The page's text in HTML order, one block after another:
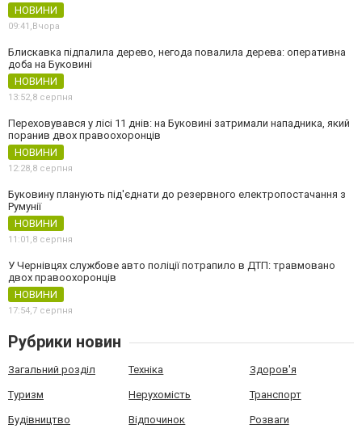
НОВИНИ
09:41, Вчора
Блискавка підпалила дерево, негода повалила дерева: оперативна
доба на Буковині
НОВИНИ
13:52, 8 серпня
Переховувався у лісі 11 днів: на Буковині затримали нападника, який
поранив двох правоохоронців
НОВИНИ
12:28, 8 серпня
Буковину планують під'єднати до резервного електропостачання з
Румунії
НОВИНИ
11:01, 8 серпня
У Чернівцях службове авто поліції потрапило в ДТП: травмовано
двох правоохоронців
НОВИНИ
17:54, 7 серпня
Рубрики новин
Загальний розділ Техніка Здоров'я
Туризм Нерухомість Транспорт
Будівництво Відпочинок Розваги